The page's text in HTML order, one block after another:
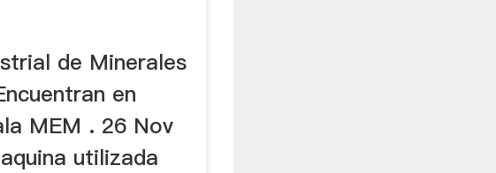
de Minerales
en
MEM . 26 Nov
utilizada